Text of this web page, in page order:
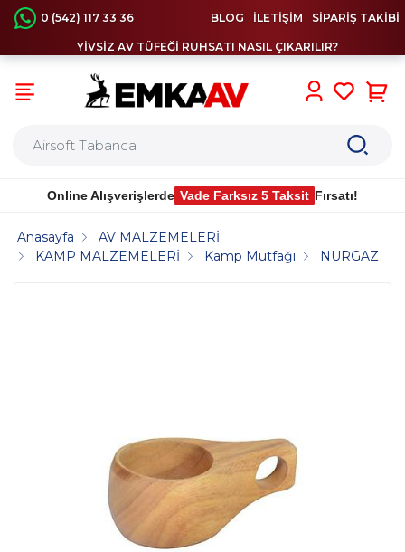
0 (542) 117 33 36 BLOG İLETİŞİM SİPARİŞ TAKİBİ
YİVSİZ AV TÜFEĞİ RUHSATI NASIL ÇIKARILIR?
Online Alışverişlerde Vade Farksız 5 Taksit Fırsatı!
Anasayfa
AV MALZEMELERİ
KAMP MALZEMELERİ
Kamp Mutfağı NURGAZ